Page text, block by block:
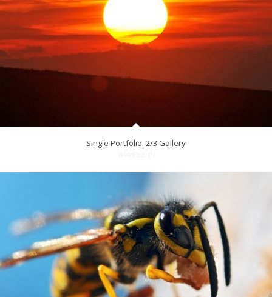
Single Portfolio: 2/3 Gallery